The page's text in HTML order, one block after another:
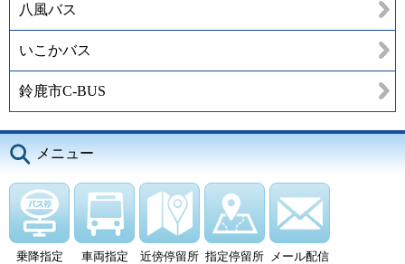
八風バス
いこかバス
鈴鹿市C-BUS
メニュー
乗降指定 車両指定 近傍停留所 指定停留所 メール配信